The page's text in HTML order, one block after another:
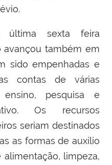
sexta feira
avançou também em
sido empenhadas e
contas de várias
pesquisa e
Os recursos
seriam destinados
as formas de auxílio
limpeza,